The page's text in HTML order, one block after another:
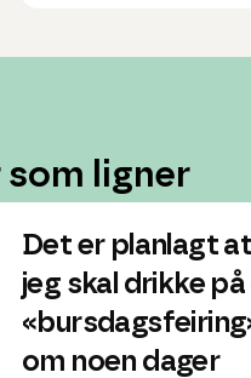
som ligner
Det er planlagt at
jeg skal drikke på
om noen dager